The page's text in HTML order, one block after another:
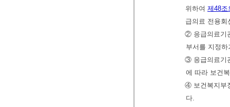
위하여 제48조
급의료 전용회
② 응급의료기
부서를 지정
③ 응급의료기
에 따라 보건
④ 보건복지부
다.